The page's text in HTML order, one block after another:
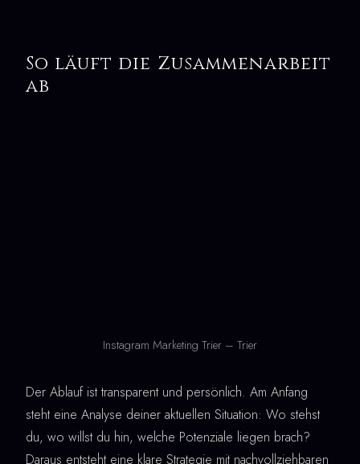
So läuft die Zusammenarbeit
ab
Instagram Marketing Trier – Trier
Der Ablauf ist transparent und persönlich. Am Anfang
steht eine Analyse deiner aktuellen Situation: Wo stehst
du, wo willst du hin, welche Potenziale liegen brach?
Daraus entsteht eine klare Strategie mit nachvollziehbaren